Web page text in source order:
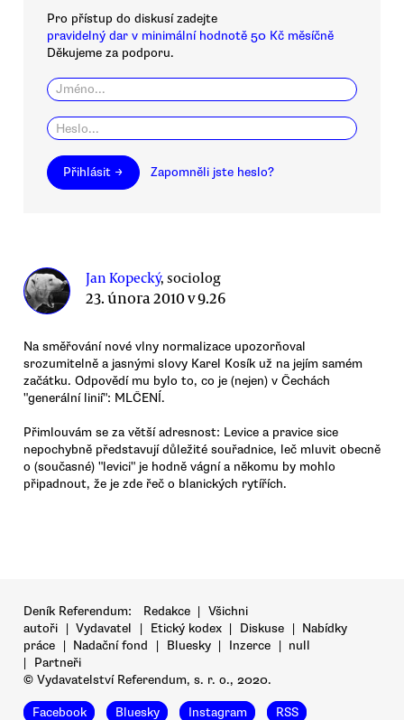
Pro přístup do diskusí zadejte
pravidelný dar v minimální hodnotě 50 Kč měsíčně
Děkujeme za podporu.
Přihlásit → Zapomněli jste heslo?
Jan Kopecký, sociolog
23. února 2010 v 9.26
Na směřování nové vlny normalizace upozorňoval
srozumitelně a jasnými slovy Karel Kosík už na jejím samém
začátku. Odpovědí mu bylo to, co je (nejen) v Čechách
"generální linií": MLČENÍ.
Přimlouvám se za větší adresnost: Levice a pravice sice
nepochybně představují důležité souřadnice, leč mluvit obecně
o (současné) "levici" je hodně vágní a někomu by mohlo
připadnout, že je zde řeč o blanických rytířích.
Deník Referendum: Redakce | Všichni
autoři | Vydavatel | Etický kodex | Diskuse | Nabídky
práce | Nadační fond | Bluesky | Inzerce | null
|
Partneři
© Vydavatelství Referendum, s. r. o., 2020.
Facebook Bluesky Instagram RSS